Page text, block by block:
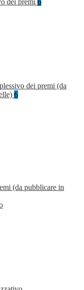
dei premi 6
dei premi (da
6
(da pubblicare in